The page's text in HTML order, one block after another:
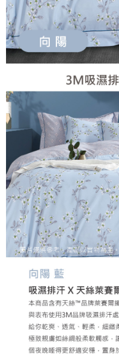
【注意事項】
１．透過由恩沛科技股份有限公
易，需依本服務之必要範圍內提
權轉讓予恩沛科技股份有限公司
２．關於個人資料處理事宜，請
https://aftee.tw/terms/#terms3
３．未成年的使用者請事先徵
「AFTEE先享後付」，若未經
４．使用「AFTEE先享後付」
時審查核予不同之上限額度；
請求用戶進行身份認證。
５．嚴禁一人註冊多個帳號或
恩沛科技股份有限公司將有權